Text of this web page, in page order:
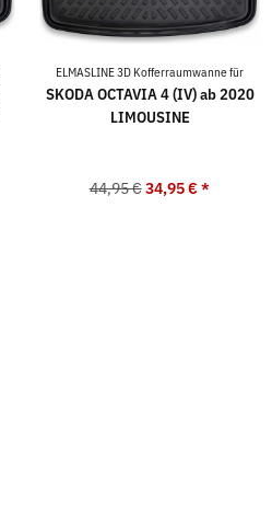
ELMASLINE 3D Kofferraumwanne für
SKODA OCTAVIA 4 (IV) ab 2020
LIMOUSINE
44,95 € 34,95 €*